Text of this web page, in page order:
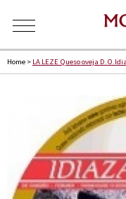
Home > LA LEZE Queso oveja